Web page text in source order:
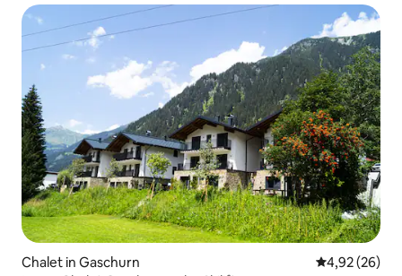
Chalet in Gaschurn
4,92 (26)